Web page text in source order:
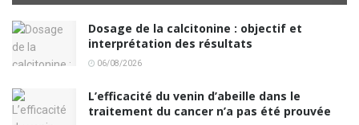
Dosage de la calcitonine : objectif et
interprétation des résultats
06/08/2026
L’efficacité du venin d’abeille dans le
traitement du cancer n’a pas été prouvée